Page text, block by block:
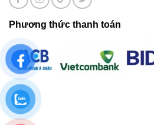
Phương thức thanh toán